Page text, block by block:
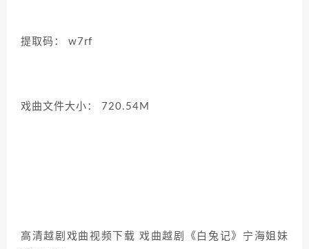
提取码： w7rf
戏曲文件大小： 720.54M
高清越剧戏曲视频下载 戏曲越剧《白兔记》宁海姐妹